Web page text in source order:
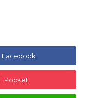
Facebook
Pocket